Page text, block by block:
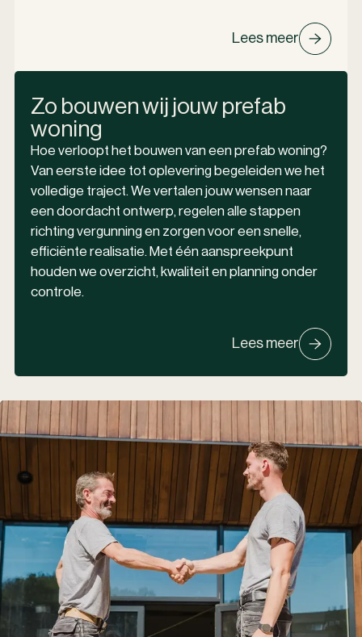
Lees meer
Zo bouwen wij jouw prefab
woning
Hoe verloopt het bouwen van een prefab woning?
Van eerste idee tot oplevering begeleiden we het
volledige traject. We vertalen jouw wensen naar
een doordacht ontwerp, regelen alle stappen
richting vergunning en zorgen voor een snelle,
efficiënte realisatie. Met één aanspreekpunt
houden we overzicht, kwaliteit en planning onder
controle.
Lees meer